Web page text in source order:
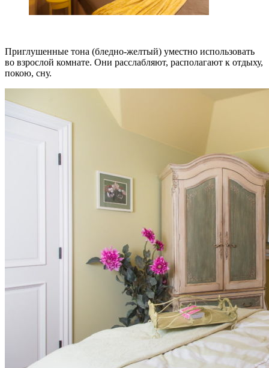
Приглушенные тона (бледно-желтый) уместно использовать
во взрослой комнате. Они расслабляют, располагают к отдыху,
покою, сну.